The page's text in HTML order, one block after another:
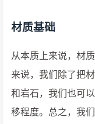
材质基础
从本质上来说，材
来说，我们除了把
和岩石，我们也可
移程度。总之，我